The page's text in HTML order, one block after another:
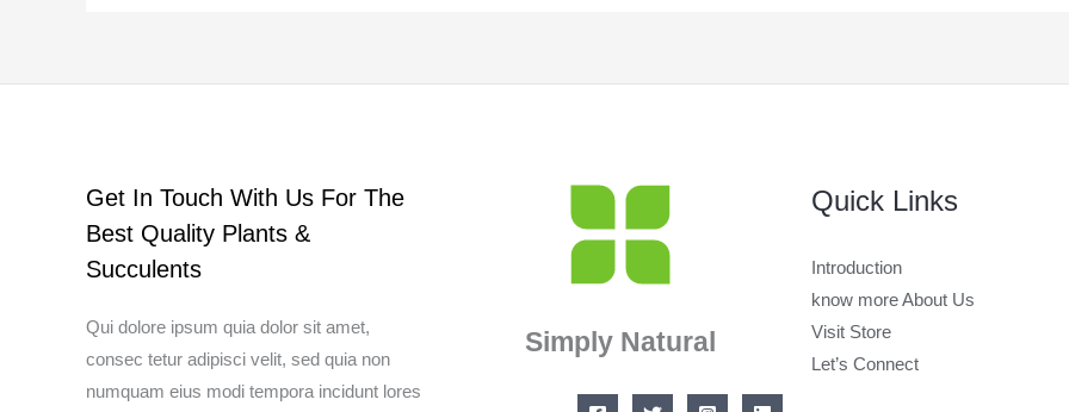
Get In Touch With Us For The
Best Quality Plants &
Succulents
Qui dolore ipsum quia dolor sit amet,
consec tetur adipisci velit, sed quia non
numquam eius modi tempora incidunt lores
Simply Natural
Quick Links
Introduction
know more About Us
Visit Store
Let’s Connect